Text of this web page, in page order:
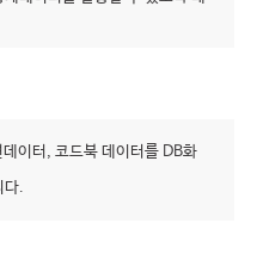
이터, 코드북 데이터를 DB화
다.